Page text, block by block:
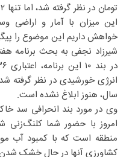
این میزان با آمار و اراضی
خواهش داریم این موضوع را
شیرزاد نجفی به بحث برنامه
انرژی خورشیدی در نظر گرفته
سال، هنوز ابلاغ نشده است.
وی در مورد بند انحرافی سد
امروز با حضور شما کلنگ‌زنی
منطقه است که با کمبود آب
کشاورزی آنها در حال خشک